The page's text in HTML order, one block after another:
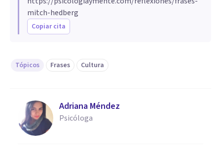
mitch-hedberg
Copiar cita
Tópicos Frases Cultura
Adriana Méndez
Psicóloga